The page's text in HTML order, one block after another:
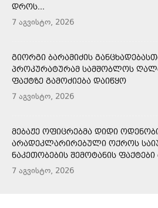
ᲓᲠᲝᲡ...
7 აგვისტო, 2026
ᲒᲘᲝᲠᲒᲘ ᲑᲐᲠᲐᲛᲘᲫᲘᲡ
ᲞᲠᲝᲙᲣᲠᲐᲢᲣᲠᲐᲛ ᲡᲐᲛᲨᲝᲑᲚᲝᲡ
ᲤᲐᲥᲢᲖᲔ ᲒᲐᲛᲝᲫᲘᲔᲑᲐ ᲓᲐᲘᲬᲧᲝ
7 აგვისტო, 2026
ᲛᲔᲑᲐᲟᲔ ᲝᲤᲘᲪᲠᲔᲑᲛᲐ ᲓᲘᲓᲘ
ᲐᲠᲐᲓᲔᲙᲚᲐᲠᲘᲠᲔᲑᲣᲚᲘ ᲝᲥᲠᲝᲡ
ᲜᲐᲙᲔᲗᲝᲑᲔᲑᲘᲡ ᲨᲔᲛᲝᲢᲐᲜᲘᲡ
7 აგვისტო, 2026